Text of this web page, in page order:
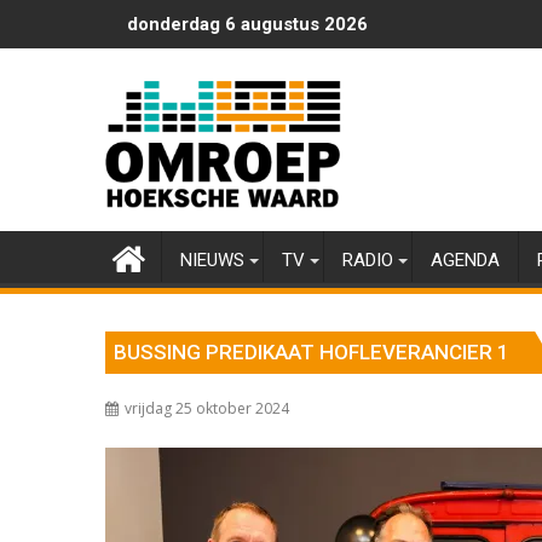
naar
donderdag 6 augustus 2026
NIEUWS TV RADIO AGENDA
BUSSING PREDIKAAT HOFLEVERANCIER 1
vrijdag 25 oktober 2024